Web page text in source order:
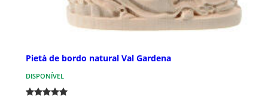
Pietà de bordo natural Val Gardena
DISPONÍVEL